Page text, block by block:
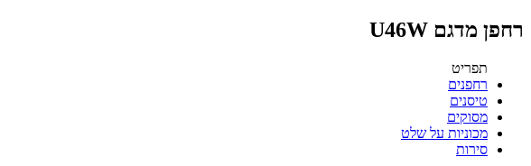
רחפן מדגם U46W
תפריט
רחפנים
טיסנים
מסוקים
מכוניות על שלט
סירות